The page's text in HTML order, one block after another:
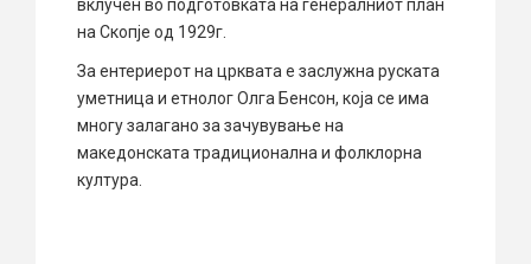
вклучен во подготовката на генералниот план
на Скопје од 1929г.
За ентериерот на црквата е заслужна руската
уметница и етнолог Олга Бенсон, која се има
многу залагано за зачувување на
македонската традиционална и фолклорна
култура.